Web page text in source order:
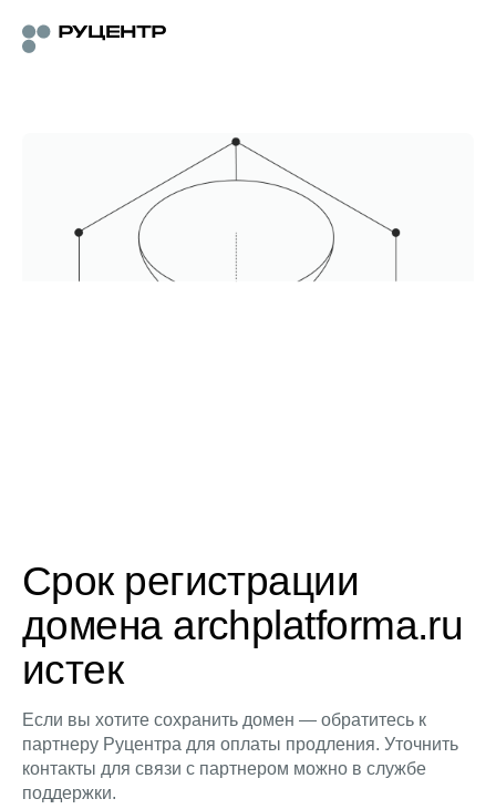
Срок регистрации
домена archplatforma.ru
истек
Если вы хотите сохранить домен — обратитесь к
партнеру Руцентра для оплаты продления. Уточнить
контакты для связи с партнером можно в службе
поддержки.